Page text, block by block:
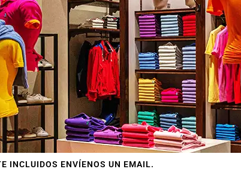
INCLUIDOS ENVÍENOS UN EMAIL.